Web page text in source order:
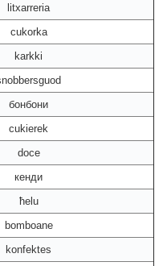
litxarreria
cukorka
karkki
бонбони
cukierek
doce
кенди
ħelu
bomboane
konfektes